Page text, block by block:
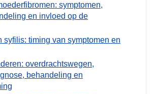
symptomen,
en invloed op de
syfilis: timing van symptomen en
overdrachtswegen,
behandeling en